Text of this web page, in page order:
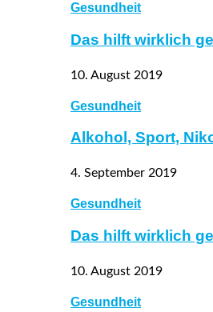
Gesundheit
Das hilft wirklich
10. August 2019
Gesundheit
Alkohol, Sport,
4. September 2019
Gesundheit
Das hilft wirklich
10. August 2019
Gesundheit